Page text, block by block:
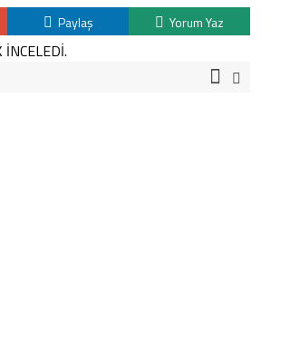
Paylaş Yorum Yaz